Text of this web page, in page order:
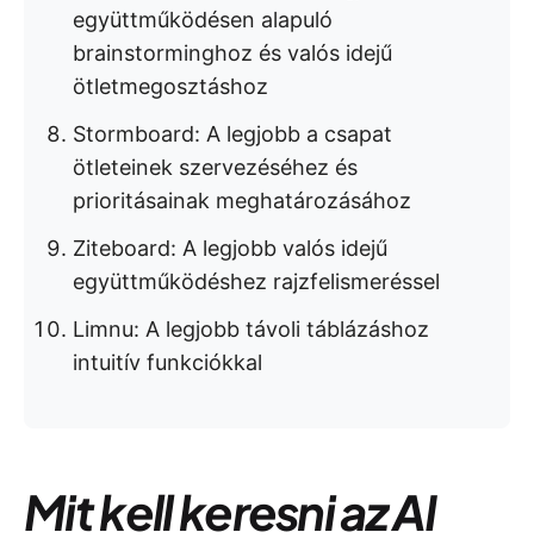
együttműködésen alapuló
brainstorminghoz és valós idejű
ötletmegosztáshoz
Stormboard: A legjobb a csapat
ötleteinek szervezéséhez és
prioritásainak meghatározásához
Ziteboard: A legjobb valós idejű
együttműködéshez rajzfelismeréssel
Limnu: A legjobb távoli táblázáshoz
intuitív funkciókkal
Mit kell keresni az AI